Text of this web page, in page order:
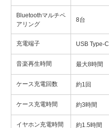
Bluetoothマルチペ
アリング
8台
充電端子 USB Type-C
音楽再生時間 最大8時間
ケース充電回数 約1回
ケース充電時間 約3時間
イヤホン充電時間 約1.5時間